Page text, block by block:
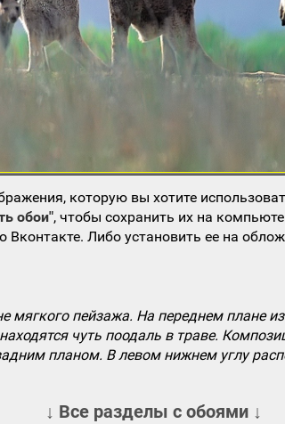
которую вы хотите
обои", чтобы сохранить их на
Вконтакте. Либо установить ее на
мягкого пейзажа. На переднем плане
чуть поодаль в траве.
планом. В левом нижнем углу
↓ Все разделы с обоями ↓